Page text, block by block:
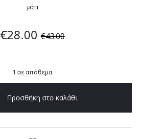
μάτι
€43.00
€28.00
1 σε απόθεμα
Προσθήκη στο καλάθι